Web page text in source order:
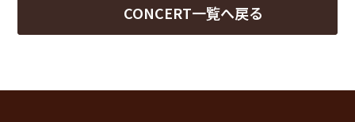
CONCERT一覧へ戻る